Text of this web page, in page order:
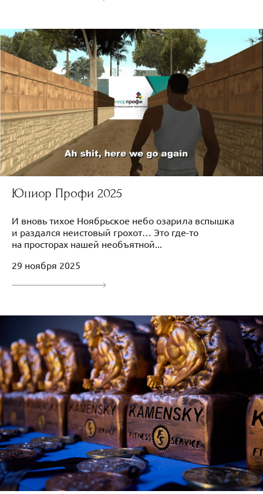
Юниор Профи 2025
И вновь тихое Ноябрьское небо озарила вспышка
и раздался неистовый грохот… Это где-то
на просторах нашей необъятной...
29 ноября 2025